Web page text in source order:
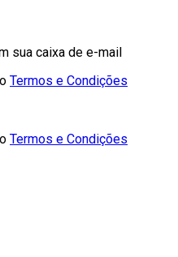
sua caixa de e-mail
Termos e Condições
Termos e Condições